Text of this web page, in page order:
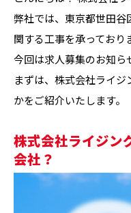
弊社では、東京都世田谷
関する工事を承っており
今回は求人募集のお知ら
まずは、株式会社ライ
かをご紹介いたします。
株式会社ライジン
会社？